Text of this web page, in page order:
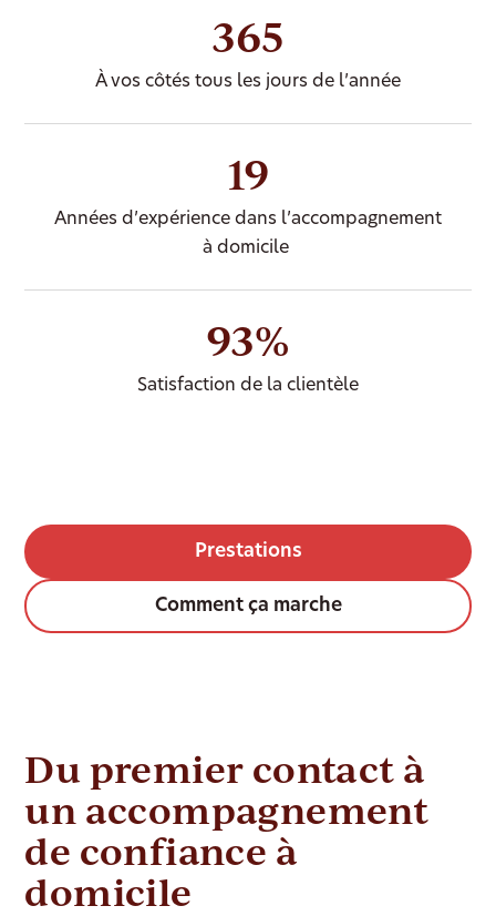
365
À vos côtés tous les jours de l’année
19
Années d’expérience dans l’accompagnement
à domicile
93%
Satisfaction de la clientèle
Prestations
Comment ça marche
Du premier contact à
un accompagnement
de confiance à
domicile